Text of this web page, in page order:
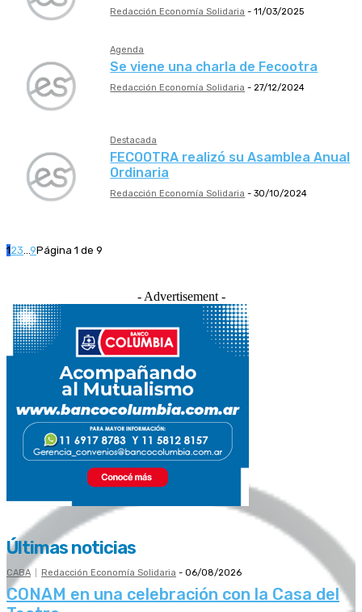
Redacción Economía Solidaria - 11/03/2025
Agenda
Se viene una charla de Fecootra
Redacción Economía Solidaria - 27/12/2024
Destacada
FECOOTRA realizó su Asamblea Anual
Ordinaria
Redacción Economía Solidaria - 30/10/2024
123...9Página 1 de 9
- Advertisement -
Últimas noticias
CABA Redacción Economía Solidaria - 06/08/2026
CONAM en una celebración con la Casa del